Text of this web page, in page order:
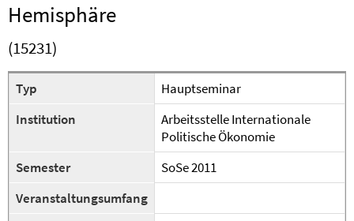
Hemisphäre
(15231)
Typ
Hauptseminar
Institution
Arbeitsstelle Internationale
Politische Ökonomie
Semester
SoSe 2011
Veranstaltungsumfang